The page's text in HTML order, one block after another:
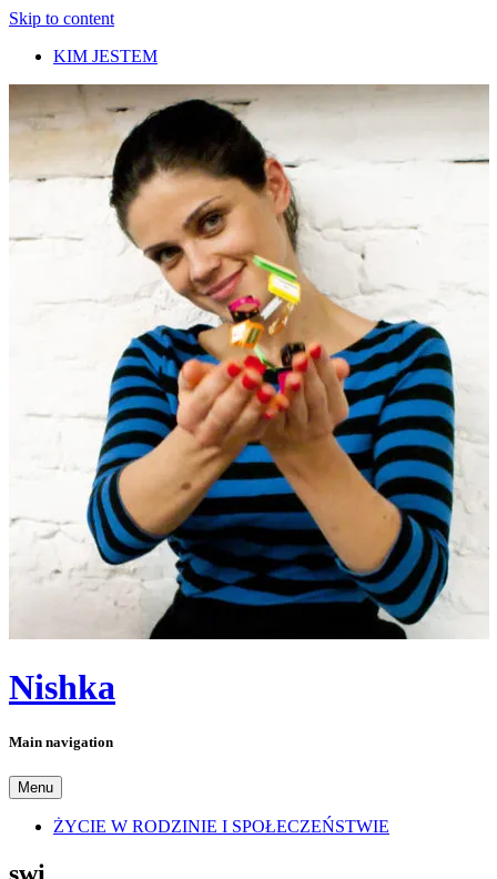
Skip to content
KIM JESTEM
Nishka
Main navigation
Menu
ŻYCIE W RODZINIE I SPOŁECZEŃSTWIE
swi